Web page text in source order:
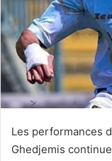
Les performances
Ghedjemis